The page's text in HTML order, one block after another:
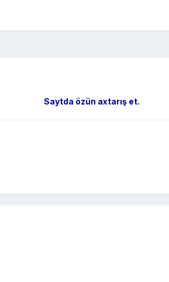
Saytda özün axtarış et.